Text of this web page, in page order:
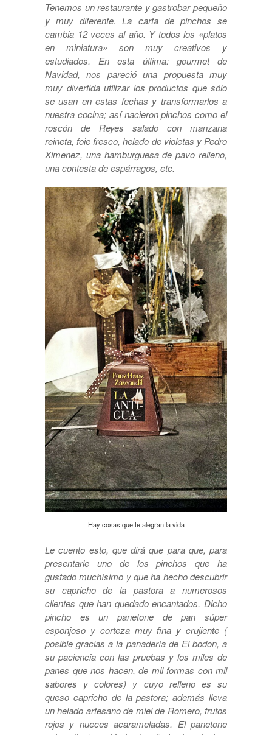
Tenemos un restaurante y gastrobar pequeño
y muy diferente. La carta de pinchos se
cambia 12 veces al año. Y todos los «platos
en miniatura» son muy creativos y
estudiados. En esta última: gourmet de
Navidad, nos pareció una propuesta muy
muy divertida utilizar los productos que sólo
se usan en estas fechas y transformarlos a
nuestra cocina; así nacieron pinchos como el
roscón de Reyes salado con manzana
reineta, foie fresco, helado de violetas y Pedro
Ximenez, una hamburguesa de pavo relleno,
una contesta de espárragos, etc.
Hay cosas que te alegran la vida
Le cuento esto, que dirá que para que, para
presentarle uno de los pinchos que ha
gustado muchísimo y que ha hecho descubrir
su capricho de la pastora a numerosos
clientes que han quedado encantados. Dicho
pincho es un panetone de pan súper
esponjoso y corteza muy fina y crujiente (
posible gracias a la panadería de El bodon, a
su paciencia con las pruebas y los miles de
panes que nos hacen, de mil formas con mil
sabores y colores) y cuyo relleno es su
queso capricho de la pastora; además lleva
un helado artesano de miel de Romero, frutos
rojos y nueces acarameladas. El panetone